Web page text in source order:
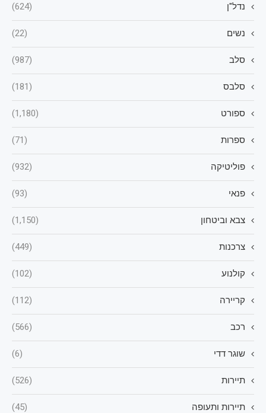
נדל"ן (624)
נשים (22)
סלב (987)
סלבס (181)
ספורט (1,180)
ספרות (71)
פוליטיקה (932)
פנאי (93)
צבא וביטחון (1,150)
צרכנות (449)
קולנוע (102)
קריירה (112)
רכב (566)
שוגר דדי (6)
תיירות (526)
תיירות ותעופה (45)